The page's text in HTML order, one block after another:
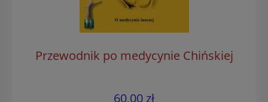
Przewodnik po medycynie Chińskiej
60,00 zł